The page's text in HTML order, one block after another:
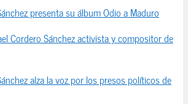
presenta su álbum Odio a Maduro
Cordero Sánchez activista y compositor de
alza la voz por los presos políticos de